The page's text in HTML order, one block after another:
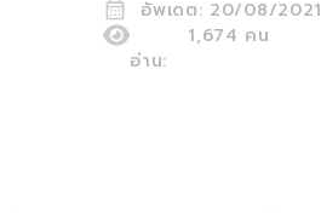
อัพเดต: 20/08/2021
อ่าน:
1,674 คน